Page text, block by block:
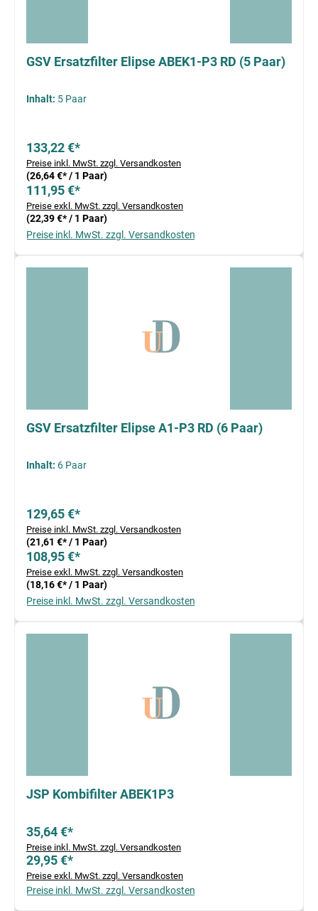
GSV Ersatzfilter Elipse ABEK1-P3 RD (5 Paar)
Inhalt: 5 Paar
133,22 €*
Preise inkl. MwSt. zzgl. Versandkosten
(26,64 €* / 1 Paar)
111,95 €*
Preise exkl. MwSt. zzgl. Versandkosten
(22,39 €* / 1 Paar)
Preise inkl. MwSt. zzgl. Versandkosten
GSV Ersatzfilter Elipse A1-P3 RD (6 Paar)
Inhalt: 6 Paar
129,65 €*
Preise inkl. MwSt. zzgl. Versandkosten
(21,61 €* / 1 Paar)
108,95 €*
Preise exkl. MwSt. zzgl. Versandkosten
(18,16 €* / 1 Paar)
Preise inkl. MwSt. zzgl. Versandkosten
JSP Kombifilter ABEK1P3
35,64 €*
Preise inkl. MwSt. zzgl. Versandkosten
29,95 €*
Preise exkl. MwSt. zzgl. Versandkosten
Preise inkl. MwSt. zzgl. Versandkosten